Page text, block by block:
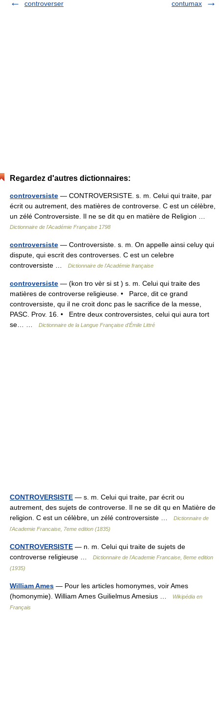
controverser contumax
Regardez d'autres dictionnaires:
controversiste — CONTROVERSISTE. s. m. Celui qui traite, par
écrit ou autrement, des matières de controverse. C est un célèbre,
un zélé Controversiste. Il ne se dit qu en matière de Religion …
Dictionnaire de l'Académie Française 1798
controversiste — Controversiste. s. m. On appelle ainsi celuy qui
dispute, qui escrit des controverses. C est un celebre
controversiste …
Dictionnaire de l'Académie française
controversiste — (kon tro vèr si st ) s. m. Celui qui traite des
matières de controverse religieuse. • Parce, dit ce grand
controversiste, qu il ne croit donc pas le sacrifice de la messe,
PASC. Prov. 16. • Entre deux controversistes, celui qui aura tort
se… …
Dictionnaire de la Langue Française d'Émile Littré
CONTROVERSISTE — s. m. Celui qui traite, par écrit ou
autrement, des sujets de controverse. Il ne se dit qu en Matière de
religion. C est un célèbre, un zélé controversiste …
Dictionnaire de
l'Academie Francaise, 7eme edition (1835)
CONTROVERSISTE — n. m. Celui qui traite de sujets de
controverse religieuse …
Dictionnaire de l'Academie Francaise, 8eme edition
(1935)
William Ames — Pour les articles homonymes, voir Ames
(homonymie). William Ames Guilielmus Amesius …
Wikipédia en
Français